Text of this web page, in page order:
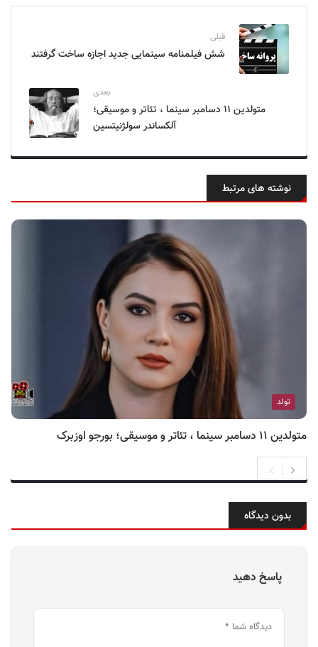
قبلی
شش فیلمنامه سینمایی جدید اجازه ساخت گرفتند
بعدی
متولدین ۱۱ دسامبر سینما ، تئاتر و موسیقی؛
آلکساندر سولژنیتسین
نوشته های مرتبط
تولد
متولدین ۱۱ دسامبر سینما ، تئاتر و موسیقی؛ بورجو اوزبرک
بدون دیدگاه
پاسخ دهید